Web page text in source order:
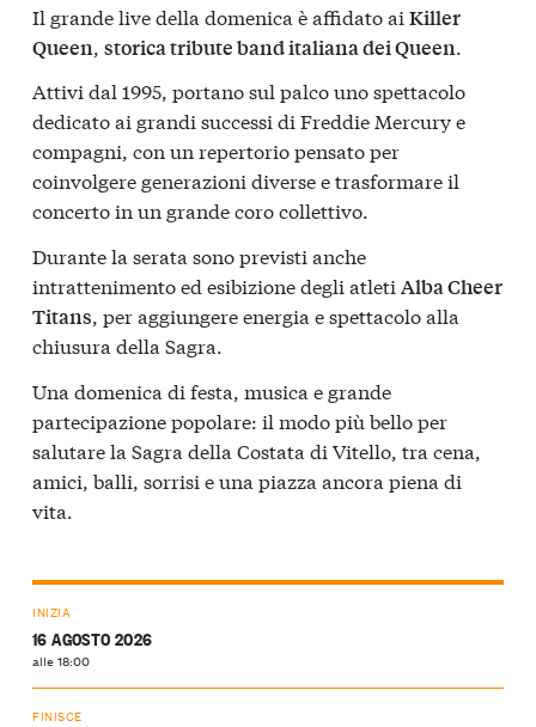
Il grande live della domenica è affidato ai Killer
Queen, storica tribute band italiana dei Queen.
Attivi dal 1995, portano sul palco uno spettacolo
dedicato ai grandi successi di Freddie Mercury e
compagni, con un repertorio pensato per
coinvolgere generazioni diverse e trasformare il
concerto in un grande coro collettivo.
Durante la serata sono previsti anche
intrattenimento ed esibizione degli atleti Alba Cheer
Titans, per aggiungere energia e spettacolo alla
chiusura della Sagra.
Una domenica di festa, musica e grande
partecipazione popolare: il modo più bello per
salutare la Sagra della Costata di Vitello, tra cena,
amici, balli, sorrisi e una piazza ancora piena di
vita.
INIZIA
16 AGOSTO 2026
alle 18:00
FINISCE